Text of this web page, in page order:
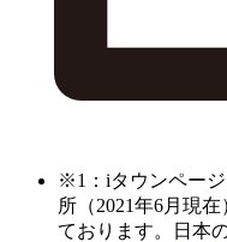
※1：iタウンペー
所（2021年6月現
ております。日本